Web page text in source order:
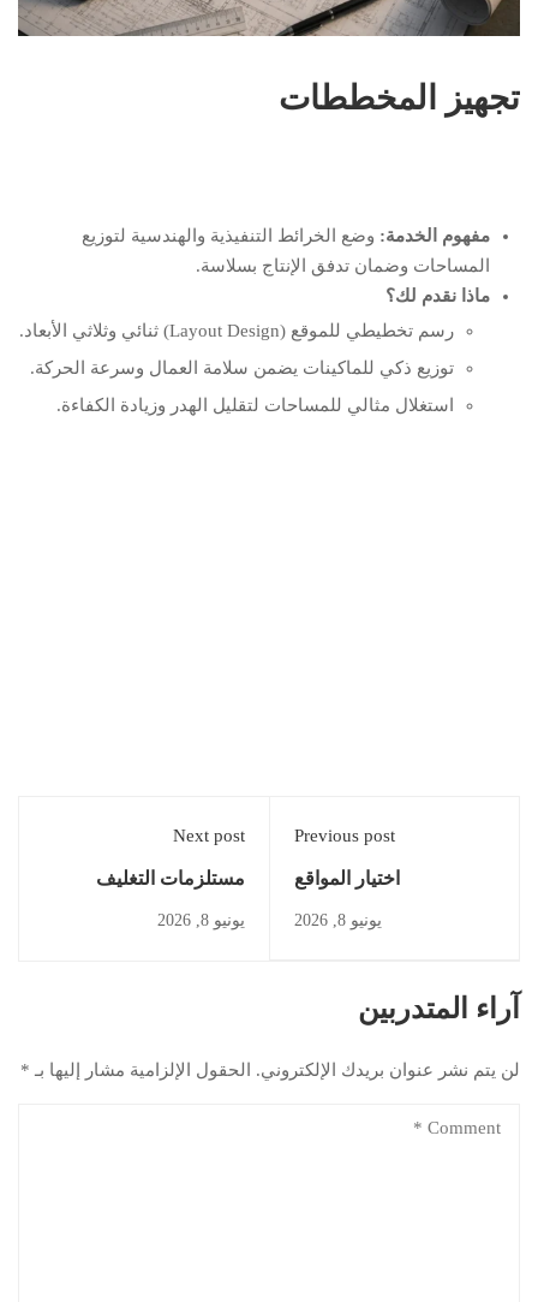
تجهيز المخططات
مفهوم الخدمة: وضع الخرائط التنفيذية والهندسية لتوزيع
المساحات وضمان تدفق الإنتاج بسلاسة.
ماذا نقدم لك؟
رسم تخطيطي للموقع (Layout Design) ثنائي وثلاثي الأبعاد.
توزيع ذكي للماكينات يضمن سلامة العمال وسرعة الحركة.
استغلال مثالي للمساحات لتقليل الهدر وزيادة الكفاءة.
Previous post
اختيار المواقع
يونيو 8, 2026
Next post
مستلزمات التغليف
يونيو 8, 2026
آراء المتدربين
لن يتم نشر عنوان بريدك الإلكتروني. الحقول الإلزامية مشار إليها بـ *